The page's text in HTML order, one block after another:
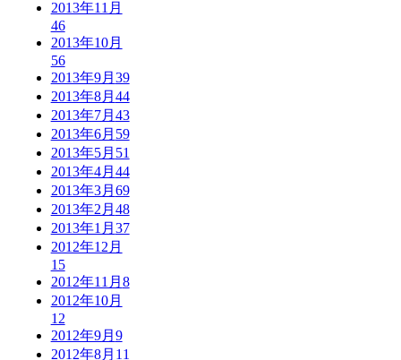
2013年11月
46
2013年10月
56
2013年9月 39
2013年8月 44
2013年7月 43
2013年6月 59
2013年5月 51
2013年4月 44
2013年3月 69
2013年2月 48
2013年1月 37
2012年12月
15
2012年11月 8
2012年10月
12
2012年9月 9
2012年8月 11